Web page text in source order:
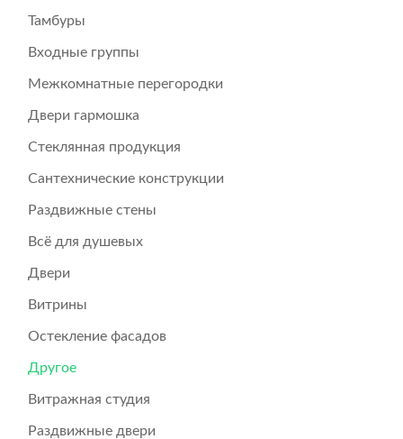
Тамбуры
Входные группы
Межкомнатные перегородки
Двери гармошка
Стеклянная продукция
Сантехнические конструкции
Раздвижные стены
Всё для душевых
Двери
Витрины
Остекление фасадов
Другое
Витражная студия
Раздвижные двери